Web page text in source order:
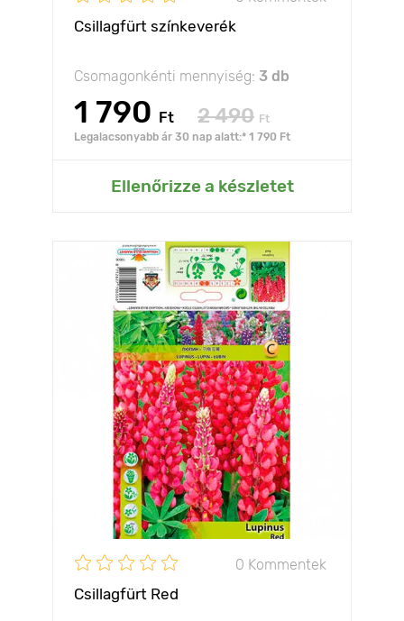
Csillagfürt színkeverék
Csomagonkénti mennyiség: 3 db
1 790 Ft 2 490 Ft
Legalacsonyabb ár 30 nap alatt:* 1 790 Ft
Ellenőrizze a készletet
0 Kommentek
Csillagfürt Red